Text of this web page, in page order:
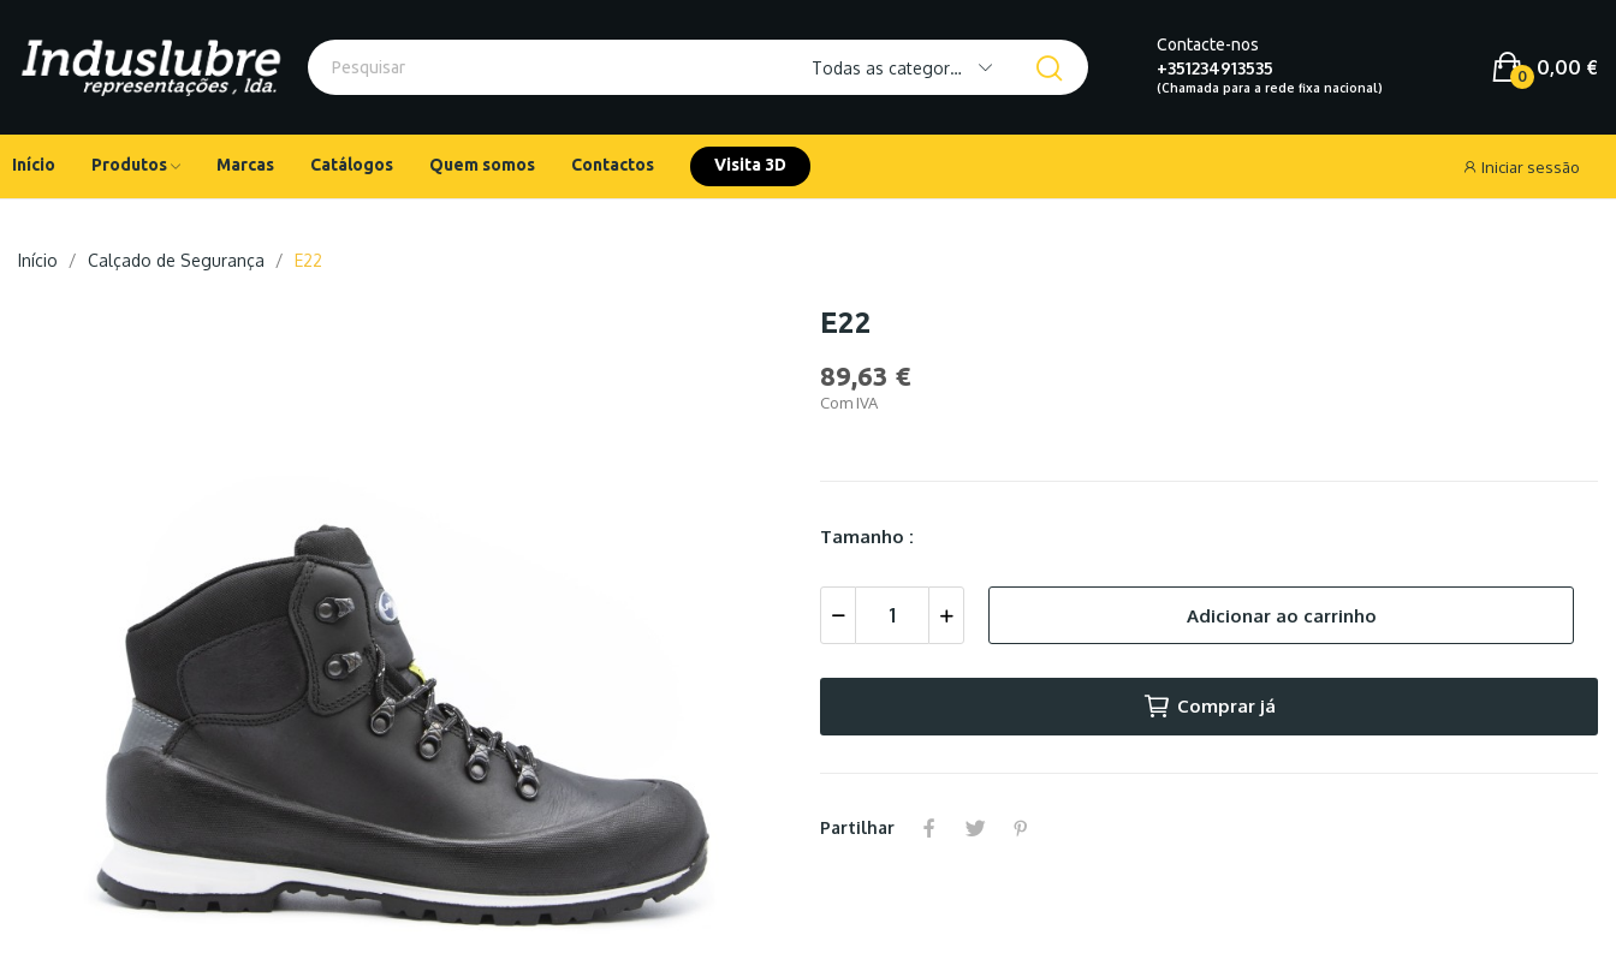
Todas as categorias
Contacte-nos
+351234913535 0,00 €
0
Início Produtos Marcas Catálogos Quem somos Contactos Visita 3D Iniciar sessão
Início Calçado de Segurança E22
E22
89,63 €
Com IVA
Tamanho :
Adicionar ao carrinho
Comprar já
Partilhar